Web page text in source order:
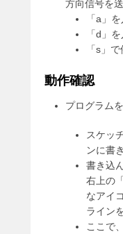
方向信号を送
「a」
「d」
「s」
動作確認
プログラム
スケッ
ンに書
書き込
右上の
なアイ
ライン
ここで